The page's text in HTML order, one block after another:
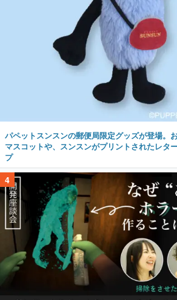
パペットスンスンの郵便局限定グッズが登場。
マスコットや、スンスンがプリントされたレタ
プ
4